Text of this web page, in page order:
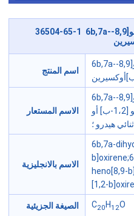
36504-65-1 6b,7a-ثنائي هيدروبنزو[1,12] رباعي الفينو[8,9-
اسم المنتج
6b,7a-ثنائي هيدروبنزو[1,12] رباعي الفينو[8,9-
الاسم المستعار
6b,7a-ثنائي هيدروبنزو[1,12] رباعي الفينو[8,9-
ب]أوكسيرين; البنزو [10،11] كريسينو [1،2-ب] أو
الاسم بالانجليزية
6b,7a-
heno[8,9-
[1,2-
الصيغة الجزيئية C20 H12O